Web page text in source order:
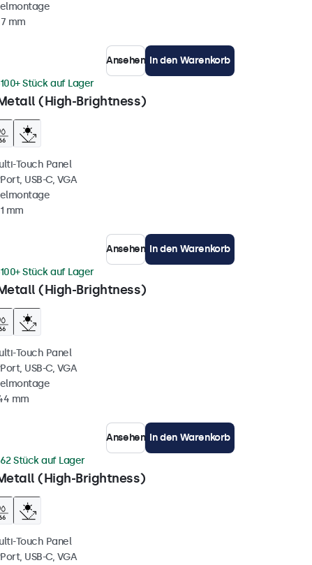
mm
Ansehen In den Warenkorb
(High-Brightness)
100+ Stück auf Lager
Touch Panel
USB-C, VGA
mm
Ansehen In den Warenkorb
(High-Brightness)
100+ Stück auf Lager
Touch Panel
USB-C, VGA
mm
Ansehen In den Warenkorb
(High-Brightness)
62 Stück auf Lager
Touch Panel
USB-C, VGA